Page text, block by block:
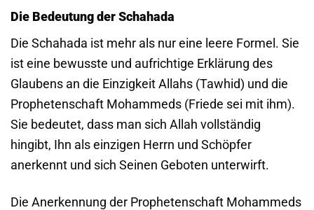
Die Bedeutung der Schahada
Die Schahada ist mehr als nur eine leere Formel. Sie
ist eine bewusste und aufrichtige Erklärung des
Glaubens an die Einzigkeit Allahs (Tawhid) und die
Prophetenschaft Mohammeds (Friede sei mit ihm).
Sie bedeutet, dass man sich Allah vollständig
hingibt, Ihn als einzigen Herrn und Schöpfer
anerkennt und sich Seinen Geboten unterwirft.
Die Anerkennung der Prophetenschaft Mohammeds